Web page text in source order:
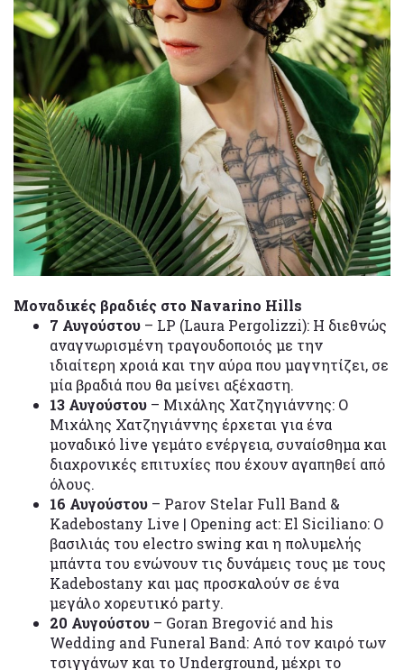
Μοναδικές βραδιές στο Navarino Hills
7 Αυγούστου – LP (Laura Pergolizzi): Η διεθνώς
αναγνωρισμένη τραγουδοποιός με την
ιδιαίτερη χροιά και την αύρα που μαγνητίζει, σε
μία βραδιά που θα μείνει αξέχαστη.
13 Αυγούστου – Μιχάλης Χατζηγιάννης: Ο
Μιχάλης Χατζηγιάννης έρχεται για ένα
μοναδικό live γεμάτο ενέργεια, συναίσθημα και
διαχρονικές επιτυχίες που έχουν αγαπηθεί από
όλους.
16 Αυγούστου – Parov Stelar Full Band &
Kadebostany Live | Opening act: El Siciliano: Ο
βασιλιάς του electro swing και η πολυμελής
μπάντα του ενώνουν τις δυνάμεις τους με τους
Kadebostany και μας προσκαλούν σε ένα
μεγάλο χορευτικό party.
20 Αυγούστου – Goran Bregović and his
Wedding and Funeral Band: Από τον καιρό των
τσιγγάνων και το Underground, μέχρι το